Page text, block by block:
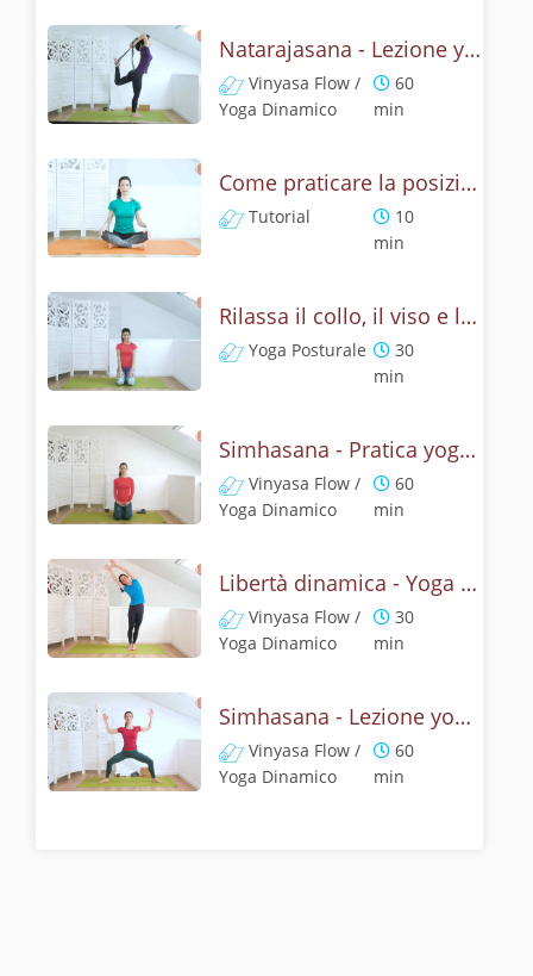
Natarajasana - Lezione yoga con la mitologia della posizione di Shiva danzante
Vinyasa Flow /
Yoga Dinamico
60
min
Come praticare la posizione del leone? Tutorial Simhasana
Tutorial
10
min
Rilassa il collo, il viso e le spalle - Yoga con la posizione del leone
Yoga Posturale
30
min
Simhasana - Pratica yoga con la tecnica della posizione del ruggito del leone
Vinyasa Flow /
Yoga Dinamico
60
min
Libertà dinamica - Yoga con il ruggito del leone
Vinyasa Flow /
Yoga Dinamico
30
min
Simhasana - Lezione yoga con la mitologia della posizione del ruggito del leone
Vinyasa Flow /
Yoga Dinamico
60
min